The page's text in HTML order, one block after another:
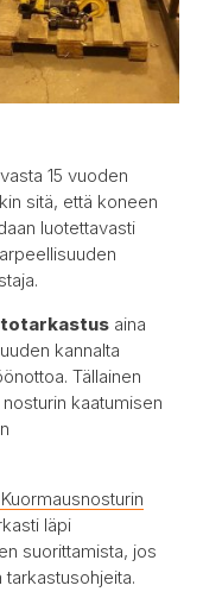
15 vuoden
sitä, että koneen
luotettavasti
aina
kannalta
Tällainen
kaatumisen
läpi
suorittamista, jos